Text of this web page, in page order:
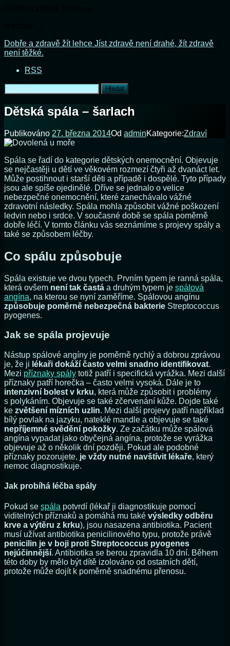
Přejít
k
webu
Dobře a zdravě žít lehce Jíst zdravě není drahé, žít zdravě
není těžké.
RSS
Vyhledávání
Dětská spála – šarlach
Publikováno 27. března 2014Od adminKategorie:Zdraví
Spála se řadí do kategorie dětských onemocnění. Objevuje
se nejčastěji u dětí ve věkovém rozmezí čtyři až dvanáct let.
Může postihnout i starší děti a případě i dospělé. Tyto případy
jsou ale spíše ojedinělé. Dříve se jednalo o velice
nebezpečné onemocnění, které zanechávalo vážné
zdravotní následky. Spála mohla způsobit vážné poškození
ledvin nebo i srdce. V současné době se spála poměrně
dobře léčí. V tomto článku vás seznámíme s projevy spály a
také se způsobem léčby.
Co spálu způsobuje
Spála existuje ve dvou typech. Prvním typem je ranná spála,
která ovšem není tak častá a druhým typem je spálová
angína, na kterou se nyní zaměříme. Spálovou angínu
způsobuje poměrně nebezpečná bakterie Streptococcus
pyogenes.
Jak se spála projevuje
Nástup spálové angíny je poměrně rychlý a dobrou zprávou
je, že ji lékaři dokáží často velmi snadno identifikovat.
Mezi příznaky spály totiž patří i specifická vyrážka. Mezi další
příznaky patří horečka – často velmi vysoká. Dále je to
intenzivní bolest v krku, která může způsobit i problémy
s polykáním. Objevuje se také zčervenání kůže. Dojde také
ke zvětšení mízních uzlin. Mezi další projevy patří například
bílý povlak na jazyku, nateklé mandle a objevuje se také
nepříjemné svědění pokožky. Ze začátku může spálová
angína vypadat jako obyčejná angína, protože se vyrážka
objevuje až o několik dní později. Pokud ale podobné
příznaky pozorujete, je vždy nutné navštívit lékaře, který
nemoc diagnostikuje.
Jak probíhá léčba spály
Pokud se spála potvrdí (lékař ji diagnostikuje pomocí
viditelných příznaků a pomáhá mu také výsledky odběru
krve a výtěru z krku), jsou nasazena antibiotika. Pacient
musí užívat antibiotika penicilinového typu, protože právě
penicilin je v boji proti Streptococcus pyogenes
nejúčinnější. Antibiotika se berou zpravidla 10 dní. Během
této doby by mělo být dítě izolováno od ostatních dětí,
protože může dojít k poměrně snadnému přenosu.